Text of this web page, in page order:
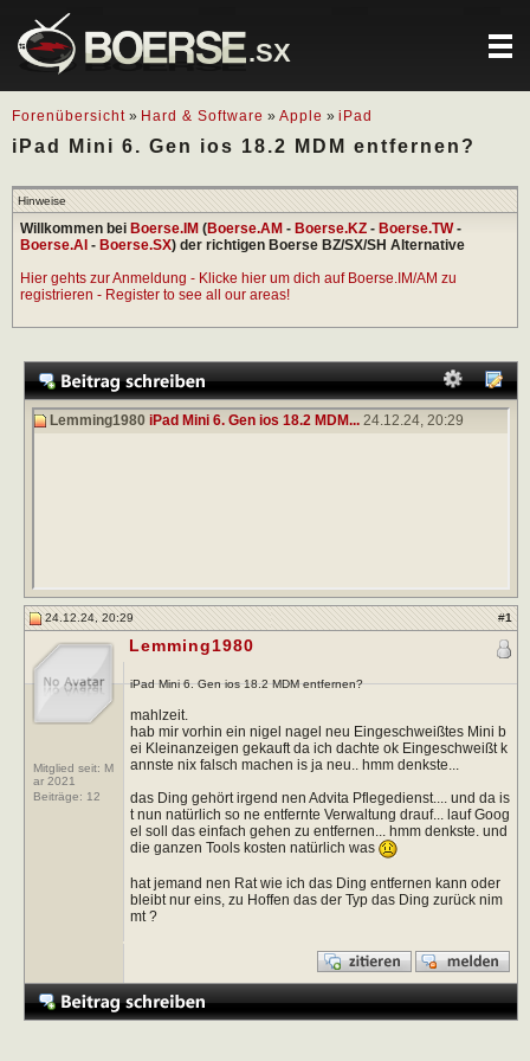
.SX
Forenübersicht » Hard & Software » Apple » iPad
iPad Mini 6. Gen ios 18.2 MDM entfernen?
Hinweise
Willkommen bei Boerse.IM (Boerse.AM - Boerse.KZ - Boerse.TW-
Boerse.AI - Boerse.SX) der richtigen Boerse BZ/SX/SH Alternative
Hier gehts zur Anmeldung - Klicke hier um dich auf Boerse.IM/AM zu
registrieren - Register to see all our areas!
Lemming1980 iPad Mini 6. Gen ios 18.2 MDM... 24.12.24, 20:29
24.12.24, 20:29 #1
Mitglied seit: M
ar 2021
Beiträge: 12
Lemming1980
iPad Mini 6. Gen ios 18.2 MDM entfernen?
mahlzeit.
hab mir vorhin ein nigel nagel neu Eingeschweißtes Mini b
ei Kleinanzeigen gekauft da ich dachte ok Eingeschweißt k
annste nix falsch machen is ja neu.. hmm denkste...
das Ding gehört irgend nen Advita Pflegedienst.... und da is
t nun natürlich so ne entfernte Verwaltung drauf... lauf Goog
el soll das einfach gehen zu entfernen... hmm denkste. und
die ganzen Tools kosten natürlich was
hat jemand nen Rat wie ich das Ding entfernen kann oder
bleibt nur eins, zu Hoffen das der Typ das Ding zurück nim
mt ?